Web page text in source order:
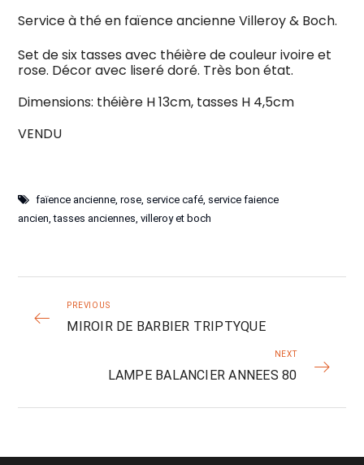
Service à thé en faïence ancienne Villeroy & Boch.
Set de six tasses avec théière de couleur ivoire et
rose. Décor avec liseré doré. Très bon état.
Dimensions: théière H 13cm, tasses H 4,5cm
VENDU
faïence ancienne,rose, service café, service faience
ancien,tasses anciennes,villeroy et boch
PREVIOUS
MIROIR DE BARBIER TRIPTYQUE
NEXT
LAMPE BALANCIER ANNEES 80